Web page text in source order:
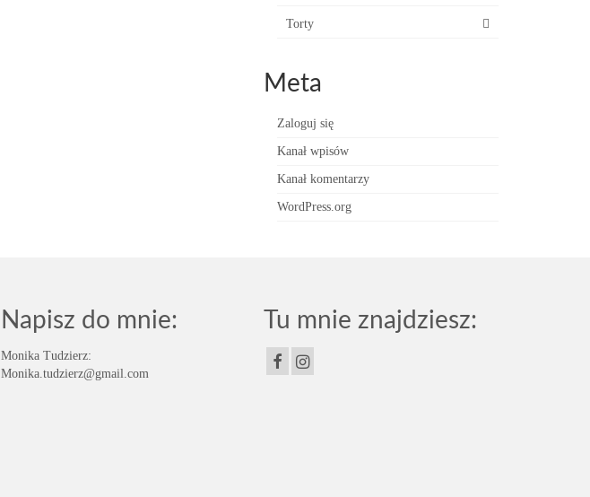
Torty
Meta
Zaloguj się
Kanał wpisów
Kanał komentarzy
WordPress.org
Napisz do mnie:
Monika Tudzierz:
Monika.tudzierz@gmail.com
Tu mnie znajdziesz: